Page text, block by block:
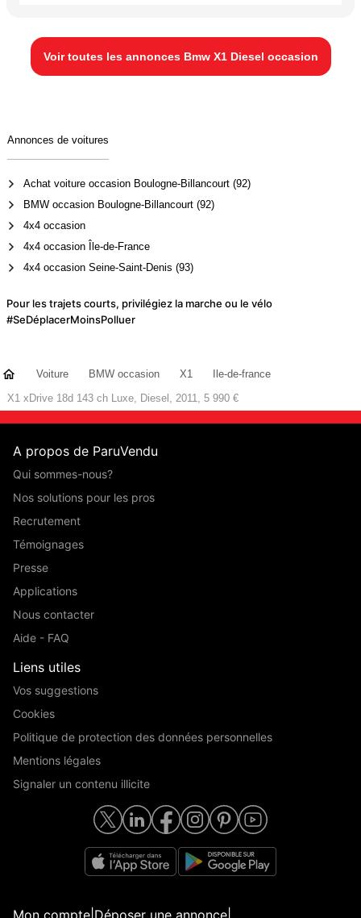
Voir toutes les annonces Bmw X1 Diesel occasion
Annonces de voitures
Achat voiture occasion Boulogne-Billancourt (92)
BMW occasion Boulogne-Billancourt (92)
4x4 occasion
4x4 occasion Île-de-France
4x4 occasion Seine-Saint-Denis (93)
Pour les trajets courts, privilégiez la marche ou le vélo
#SeDéplacerMoinsPolluer
Voiture BMW occasion X1
Ile-de-france
X1 xDrive 18d 143 ch Luxe, Diesel, 2011, 5 990 €
A propos de ParuVendu
Qui sommes-nous?
Nos solutions pour les pros
Recrutement
Témoignages
Presse
Applications
Nous contacter
Aide - FAQ
Liens utiles
Vos suggestions
Cookies
Politique de protection des données personnelles
Mentions légales
Signaler un contenu illicite
Mon compte Déposer une annonce